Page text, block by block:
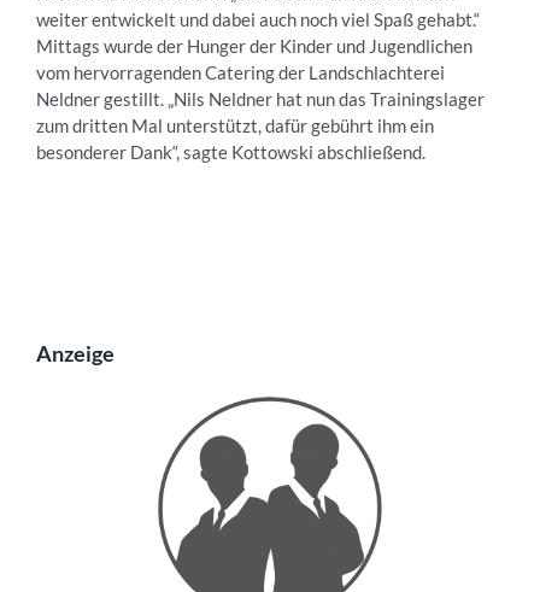
weiter entwickelt und dabei auch noch viel Spaß gehabt.“
Mittags wurde der Hunger der Kinder und Jugendlichen
vom hervorragenden Catering der Landschlachterei
Neldner gestillt. „Nils Neldner hat nun das Trainingslager
zum dritten Mal unterstützt, dafür gebührt ihm ein
besonderer Dank“, sagte Kottowski abschließend.
Anzeige